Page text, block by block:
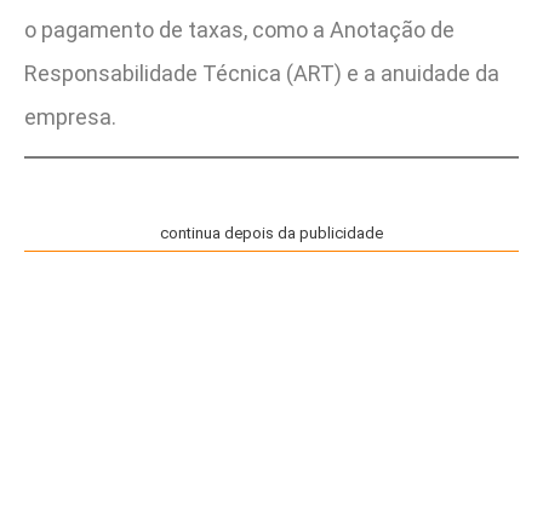
o pagamento de taxas, como a Anotação de
Responsabilidade Técnica (ART) e a anuidade da
empresa.
continua depois da publicidade